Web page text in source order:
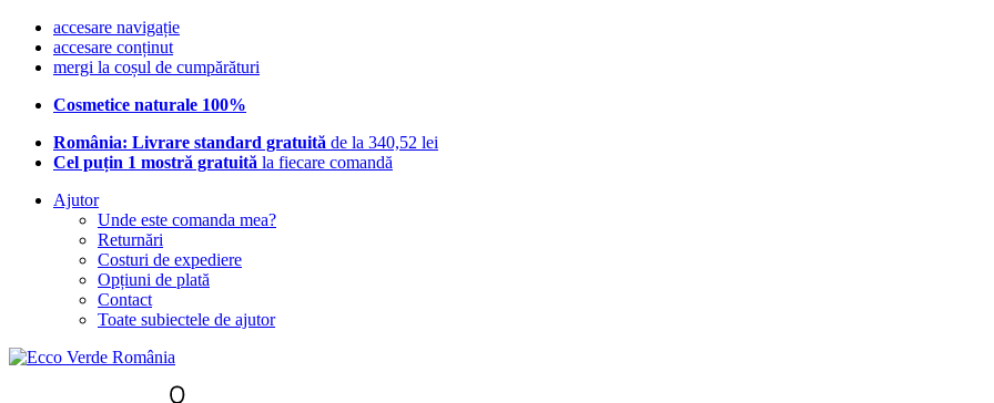
accesare navigație
accesare conținut
mergi la coșul de cumpărături
Cosmetice naturale 100%
România: Livrare standard gratuită de la 340,52 lei
Cel puțin 1 mostră gratuită la fiecare comandă
Ajutor
Unde este comanda mea?
Returnări
Costuri de expediere
Opțiuni de plată
Contact
Toate subiectele de ajutor